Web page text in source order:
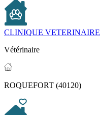
CLINIQUE VETERINAIRE
Vétérinaire
ROQUEFORT (40120)